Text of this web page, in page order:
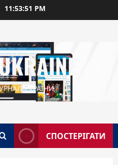
11:53:52 PM
УКРАЇНИ
СПОСТЕРІГАТИ